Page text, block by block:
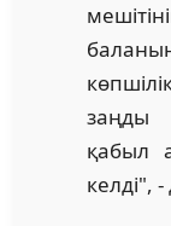
заңды
қабыл
келді",